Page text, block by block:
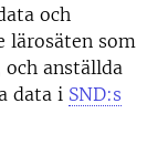
och
lärosäten som
anställda
data i SND:s